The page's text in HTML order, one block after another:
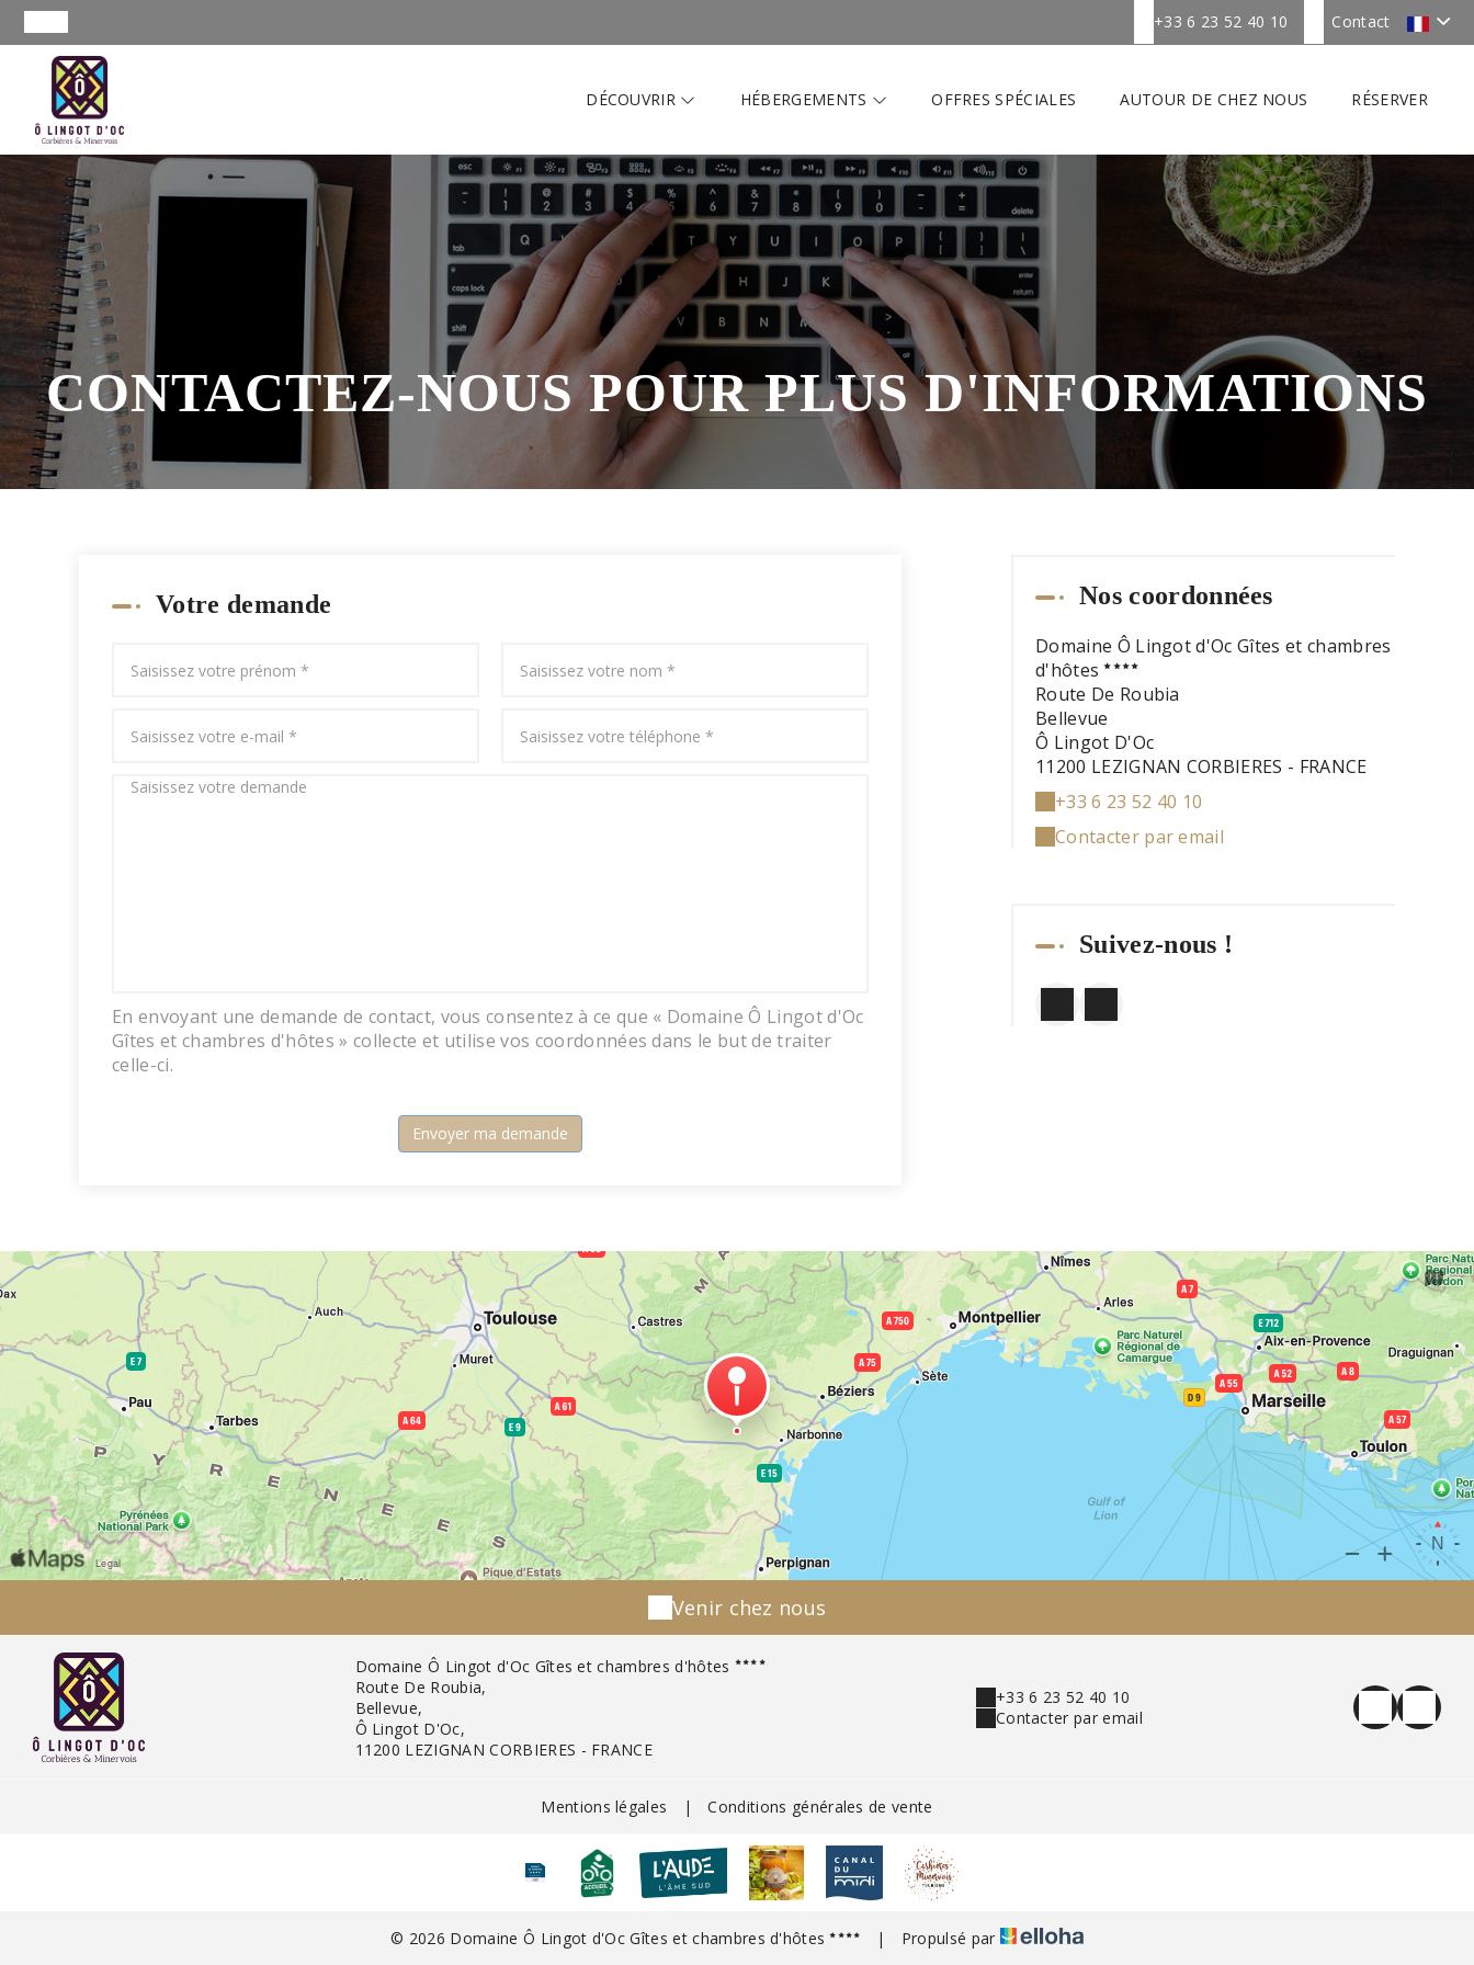
Contact
+33 6 23 52 40 10
DÉCOUVRIR HÉBERGEMENTS OFFRES SPÉCIALES AUTOUR DE CHEZ NOUS RÉSERVER
CONTACTEZ-NOUS POUR PLUS D'INFORMATIONS
Votre demande
En envoyant une demande de contact, vous consentez à ce que « Domaine Ô Lingot d'Oc
Gîtes et chambres d'hôtes » collecte et utilise vos coordonnées dans le but de traiter
celle-ci.
Nos coordonnées
Domaine Ô Lingot d'Oc Gîtes et chambres
d'hôtes
Route De Roubia
Bellevue
Ô Lingot D'Oc
11200 LEZIGNAN CORBIERES - FRANCE
+33 6 23 52 40 10
Contacter par email
Suivez-nous !
Venir chez nous
Domaine Ô Lingot d'Oc Gîtes et chambres d'hôtes
Route De Roubia,
Bellevue,
Ô Lingot D'Oc,
11200 LEZIGNAN CORBIERES - FRANCE
+33 6 23 52 40 10
Contacter par email
Mentions légales | Conditions générales de vente
© 2026 Domaine Ô Lingot d'Oc Gîtes et chambres d'hôtes | Propulsé par